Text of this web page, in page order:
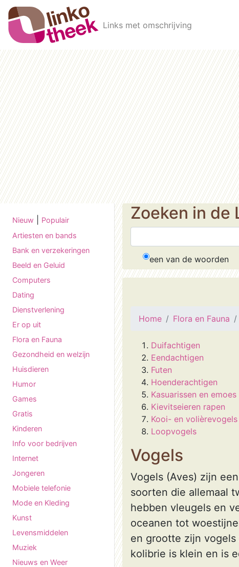
Skip to main content
Links met omschrijving
Nieuw
Populair
Artiesten en bands
Bank en verzekeringen
Beeld en Geluid
Computers
Dating
Dienstverlening
Er op uit
Flora en Fauna
Gezondheid en welzijn
Huisdieren
Humor
Games
Gratis
Kinderen
Info voor bedrijven
Internet
Jongeren
Mobiele telefonie
Mode en Kleding
Kunst
Levensmiddelen
Muziek
Nieuws en Weer
Zoeken in de
een van de woorden
Home Flora en Fauna
Duifachtigen
Eendachtigen
Futen
Hoenderachtigen
Kasuarissen en emoes
Kievitseieren rapen
Kooi- en volièrevogels
Loopvogels
Vogels
Vogels (Aves) zijn
soorten die allemaal
hebben vleugels en
oceanen tot
en grootte zijn
kolibrie is klein en is